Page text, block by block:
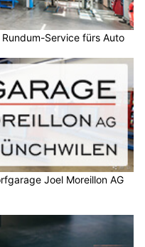
Service fürs Auto
Joel Moreillon AG